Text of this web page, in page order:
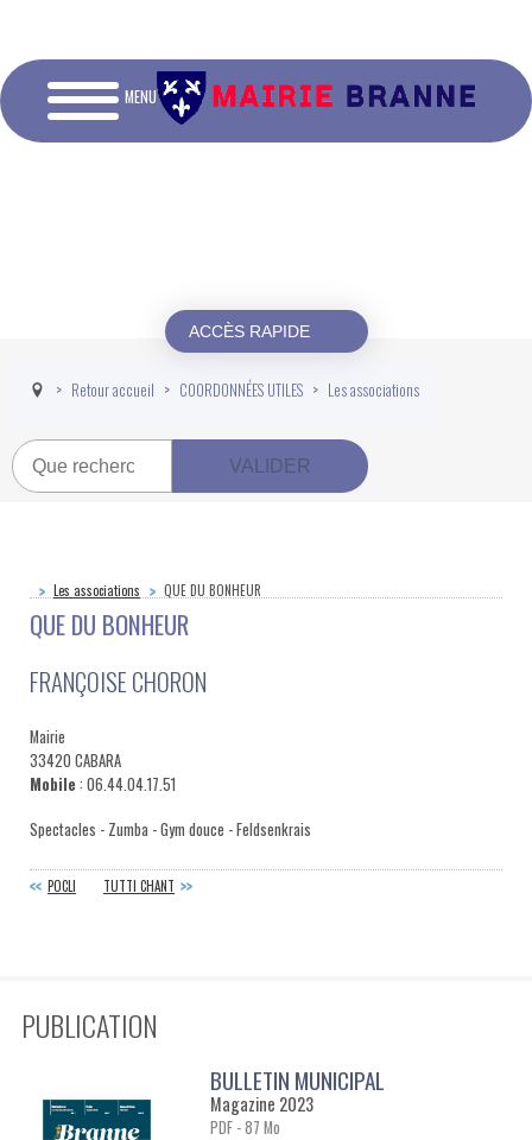
MENU
ACCÈS RAPIDE
Retour accueil COORDONNÉES UTILES Les associations
Recherche
VALIDER
Les associations QUE DU BONHEUR
QUE DU BONHEUR
FRANÇOISE CHORON
Mairie
33420 CABARA
Mobile : 06.44.04.17.51
Spectacles - Zumba - Gym douce - Feldsenkrais
POCLI TUTTI CHANT
PUBLICATION
BULLETIN MUNICIPAL
Magazine 2023
PDF - 87 Mo